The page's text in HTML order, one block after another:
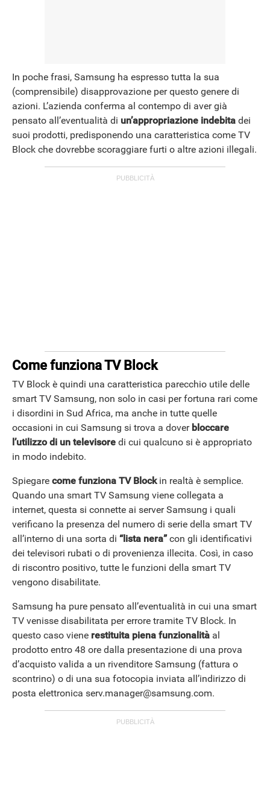
In poche frasi, Samsung ha espresso tutta la sua
(comprensibile) disapprovazione per questo genere di
azioni. L’azienda conferma al contempo di aver già
pensato all’eventualità di un’appropriazione indebita dei
suoi prodotti, predisponendo una caratteristica come TV
Block che dovrebbe scoraggiare furti o altre azioni illegali.
Come funziona TV Block
TV Block è quindi una caratteristica parecchio utile delle
smart TV Samsung, non solo in casi per fortuna rari come
i disordini in Sud Africa, ma anche in tutte quelle
occasioni in cui Samsung si trova a dover bloccare
l’utilizzo di un televisore di cui qualcuno si è appropriato
in modo indebito.
Spiegare come funziona TV Blockin realtà è semplice.
Quando una smart TV Samsung viene collegata a
internet, questa si connette ai server Samsung i quali
verificano la presenza del numero di serie della smart TV
all’interno di una sorta di “lista nera”con gli identificativi
dei televisori rubati o di provenienza illecita. Così, in caso
di riscontro positivo, tutte le funzioni della smart TV
vengono disabilitate.
Samsung ha pure pensato all’eventualità in cui una smart
TV venisse disabilitata per errore tramite TV Block. In
questo caso viene restituita piena funzionalità al
prodotto entro 48 ore dalla presentazione di una prova
d’acquisto valida a un rivenditore Samsung (fattura o
scontrino) o di una sua fotocopia inviata all’indirizzo di
posta elettronica serv.manager@samsung.com.